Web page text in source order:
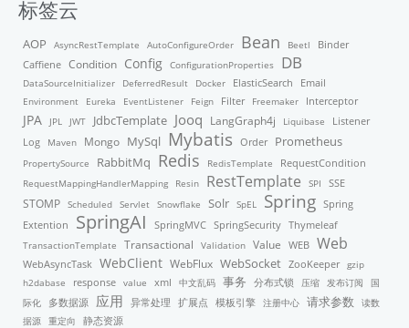
标签云
AOP AsyncRestTemplate AutoConfigureOrder Bean Beetl
Binder
Caffiene Condition Config ConfigurationProperties DB
DataSourceInitializer DeferredResult Docker ElasticSearch
Email
Environment
Eureka EventListener Feign Filter Freemaker Interceptor
JPA JPL JWT JdbcTemplate Jooq LangGraph4j Liquibase Listener
Log Maven Mongo MySql Mybatis Order Prometheus
PropertySource RabbitMq Redis RedisTemplate
RequestCondition
RequestMappingHandlerMapping
Resin RestTemplate SPI SSE
STOMP Scheduled Servlet Snowflake Solr SpEL Spring Spring
Extention
SpringAI SpringMVC SpringSecurity Thymeleaf
TransactionTemplate Transactional Validation Value WEB Web
WebAsyncTask WebClient WebFlux WebSocket ZooKeeper gzip
h2dabase
response value xml 中文乱码 事务 分布式锁 压缩 发布订阅
国
际化
多数据源 应用 异常处理 扩展点 模板引擎 注册中心 请求参数
读数
据源 重定向 静态资源